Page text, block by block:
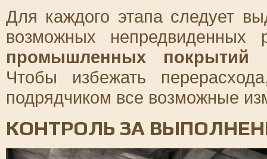
Для каждого этапа следует
возможных непредвиденных
промышленных покрытий
Чтобы избежать
подрядчиком все возможные
КОНТРОЛЬ ЗА